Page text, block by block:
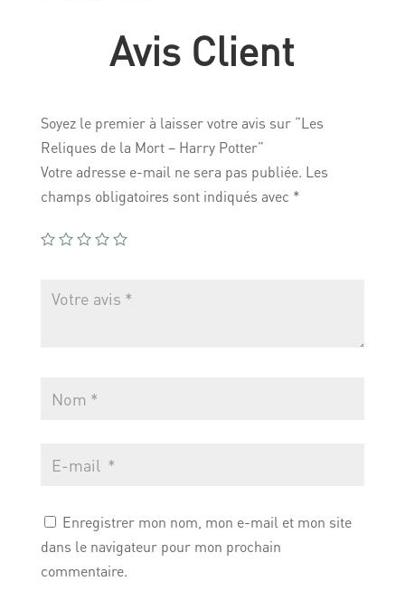
Avis Client
Soyez le premier à laisser votre avis sur “Les
Reliques de la Mort – Harry Potter”
Votre adresse e-mail ne sera pas publiée. Les
champs obligatoires sont indiqués avec *
Enregistrer mon nom, mon e-mail et mon site
dans le navigateur pour mon prochain
commentaire.